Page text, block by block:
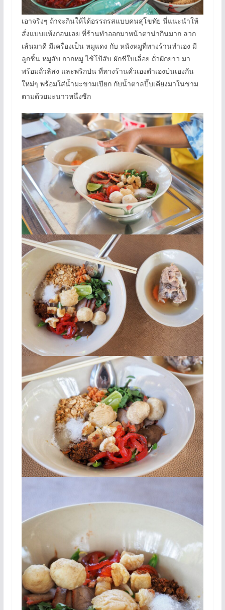
เอาจริงๆ ถ้าจะกินให้ได้อรรถรสแบบคนสุโขทัย นี่แนะนำให้
สั่งแบบแห้งก่อนเลย ที่ร้านทำออกมาหน้าตาน่ากินมาก ลวก
เส้นมาดี มีเครื่องเป็น หมูแดง กับ หนังหมูที่ทางร้านทำเอง มี
ลูกชิ้น หมูสับ กากหมู ไช้โป้สับ ผักชีใบเลื่อย ถั่วฝักยาว มา
พร้อมถั่วลิสง และพริกป่น ที่ทางร้านคั่วเองตำเองป่นเองกัน
ใหม่ๆ พร้อมใส่น้ำมะขามเปียก กับน้ำตาลปี๊บเคียงมาในชาม
ตามด้วยมะนาวหนึ่งซีก